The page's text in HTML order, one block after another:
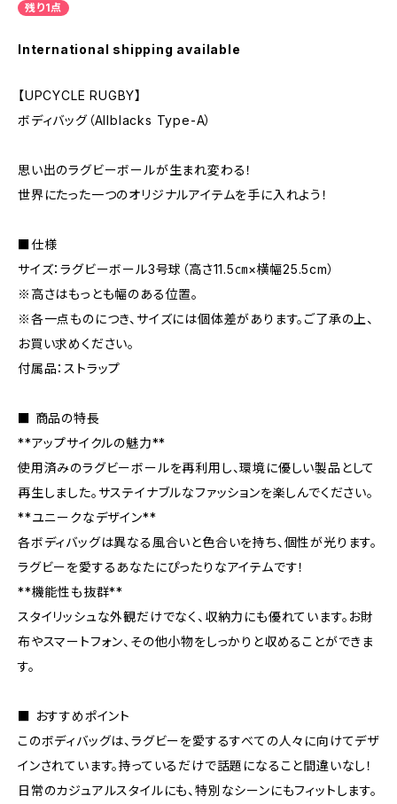
残り1点
International shipping available
【UPCYCLE RUGBY】
ボディバッグ（Allblacks Type-A）
思い出のラグビーボールが生まれ変わる！
世界にたった一つのオリジナルアイテムを手に入れよう！
■仕様
サイズ：ラグビーボール3号球（高さ11.5㎝×横幅25.5cm）
※高さはもっとも幅のある位置。
※各一点ものにつき、サイズには個体差があります。ご了承の上、
お買い求めください。
付属品：ストラップ
■ 商品の特長
**アップサイクルの魅力**
使用済みのラグビーボールを再利用し、環境に優しい製品として
再生しました。サステイナブルなファッションを楽しんでください。
**ユニークなデザイン**
各ボディバッグは異なる風合いと色合いを持ち、個性が光ります。
ラグビーを愛するあなたにぴったりなアイテムです！
**機能性も抜群**
スタイリッシュな外観だけでなく、収納力にも優れています。お財
布やスマートフォン、その他小物をしっかりと収めることができま
す。
■ おすすめポイント
このボディバッグは、ラグビーを愛するすべての人々に向けてデザ
インされています。持っているだけで話題になること間違いなし！
日常のカジュアルスタイルにも、特別なシーンにもフィットします。